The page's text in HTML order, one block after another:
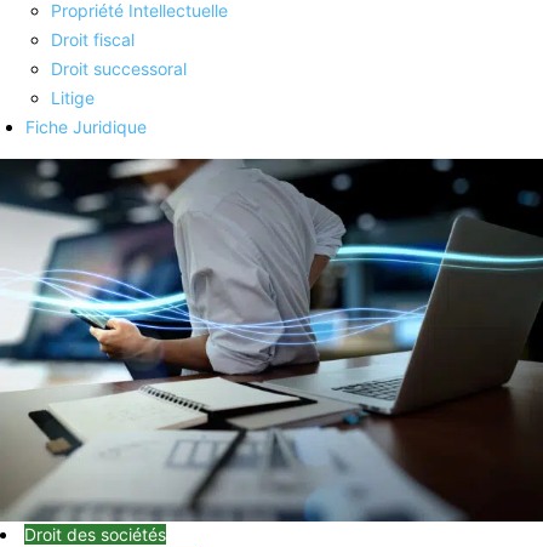
Propriété Intellectuelle
Droit fiscal
Droit successoral
Litige
Fiche Juridique
Droit des sociétés